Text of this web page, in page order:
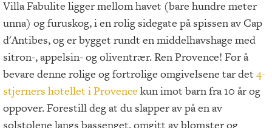
Villa Fabulite ligger mellom havet (bare hundre meter
unna) og furuskog, i en rolig sidegate på spissen av Cap
d'Antibes, og er bygget rundt en middelhavshage med
sitron-, appelsin- og oliventrær. Ren Provence! For å
bevare denne rolige og fortrolige omgivelsene tar det 4-
stjerners hotellet i Provence kun imot barn fra 10 år og
oppover. Forestill deg at du slapper av på en av
solstolene langs bassenget, omgitt av blomster og